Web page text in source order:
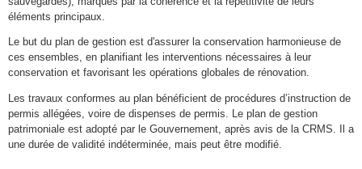
éléments principaux.
Le but du plan de gestion est d'assurer la conservation harmonieuse de
ces ensembles, en planifiant les interventions nécessaires à leur
conservation et favorisant les opérations globales de rénovation.
Les travaux conformes au plan bénéficient de procédures d’instruction de
permis allégées, voire de dispenses de permis. Le plan de gestion
patrimoniale est adopté par le Gouvernement, après avis de la CRMS. Il a
une durée de validité indéterminée, mais peut être modifié.